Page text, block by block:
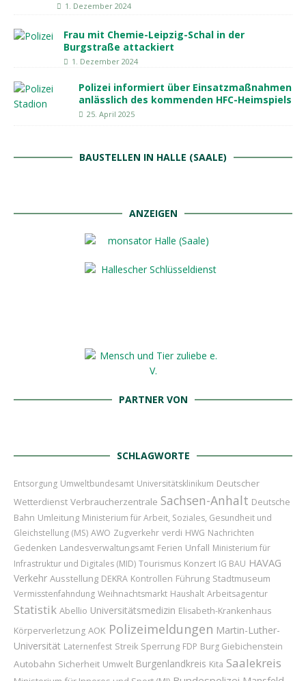
1. Dezember 2024
Frau mit Chemie-Leipzig-Schal in der
Burgstraße attackiert
1. Dezember 2024
Polizei informiert über Einsatzmaßnahmen
anlässlich des kommenden HFC-Heimspiels
25. April 2025
BAUSTELLEN IN HALLE (SAALE)
ANZEIGEN
PARTNER VON
SCHLAGWORTE
Entsorgung Umweltbundesamt Universitätsklinikum Deutscher
Wetterdienst Verbraucherzentrale Sachsen-Anhalt Deutsche
Bahn Umleitung Ministerium für Arbeit, Soziales, Gesundheit und
Gleichstellung (MS) AWO Zugverkehr verdi HWG Nachrichten
Gedenken Landesverwaltungsamt Ferien Unfall Ministerium für
Infrastruktur und Digitales (MID) Tourismus Konzert IG BAU HAVAG
Verkehr Ausstellung DEKRA Kontrollen Führung Stadtmuseum
Vermisstenfahndung Weihnachtsmarkt Haushalt Arbeitsagentur
Statistik Abellio Universitätsmedizin Elisabeth-Krankenhaus
Körperverletzung AOK Polizeimeldungen Martin-Luther-
Universität Laternenfest Streik Sperrung FDP Burg Giebichenstein
Autobahn Sicherheit Umwelt Burgenlandkreis Kita Saalekreis